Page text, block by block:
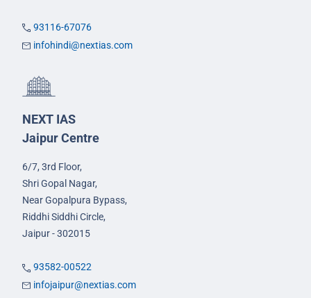
93116-67076
infohindi@nextias.com
NEXT IAS
Jaipur Centre
6/7, 3rd Floor,
Shri Gopal Nagar,
Near Gopalpura Bypass,
Riddhi Siddhi Circle,
Jaipur - 302015
93582-00522
infojaipur@nextias.com